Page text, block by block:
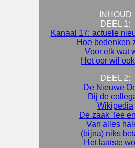
INHOUD
DEEL 1:
Kanaal 17: actuele
Hoe bedenken
Voor elk wat
Het oor wil
DEEL 2:
De Nieuwe
Bij de
Wikipedia
De zaak Tee
Van alles
(bijna) niks
Het laatste